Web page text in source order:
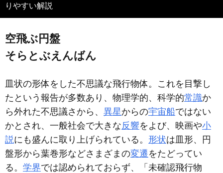
りやすい解説
空飛ぶ円盤
そらとぶえんばん
皿状の形体をした不思議な飛行物体。これを目撃し
たという報告が多数あり、物理学的、科学的常識か
ら外れた不思議さから、 異星からの宇宙船ではない
かとされ、一般社会で大きな反響をよび、映画や小
説にも盛んに取り上げられている。 形状は皿形、円
盤形から葉巻形などさまざまの変遷をたどってい
る。 学界では認められておらず、「未確認飛行物